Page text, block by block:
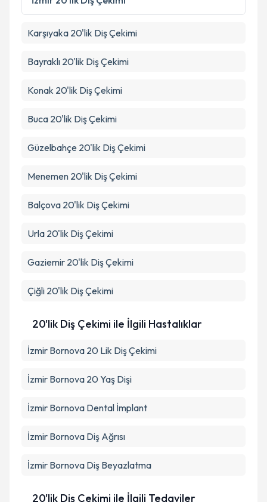
kapsamda işlenmesini kabul ediyorum.
Karşıyaka 20'lik Diş Çekimi
Bayraklı 20'lik Diş Çekimi
Konak 20'lik Diş Çekimi
Buca 20'lik Diş Çekimi
Güzelbahçe 20'lik Diş Çekimi
Menemen 20'lik Diş Çekimi
Balçova 20'lik Diş Çekimi
Urla 20'lik Diş Çekimi
Gaziemir 20'lik Diş Çekimi
Çiğli 20'lik Diş Çekimi
20'lik Diş Çekimi ile İlgili Hastalıklar
İzmir Bornova 20 Lik Diş Çekimi
İzmir Bornova 20 Yaş Dişi
İzmir Bornova Dental İmplant
İzmir Bornova Diş Ağrısı
İzmir Bornova Diş Beyazlatma
20'lik Diş Çekimi ile İlgili Tedaviler